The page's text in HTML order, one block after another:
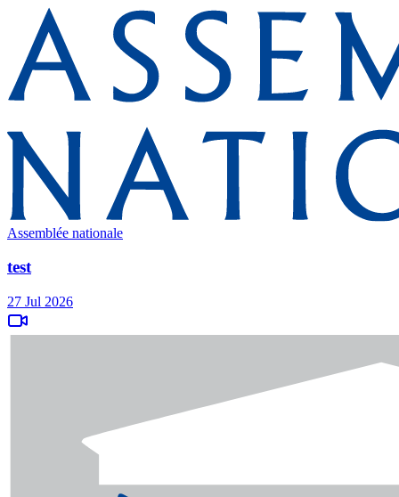
Assemblée nationale
test
27 Jul 2026